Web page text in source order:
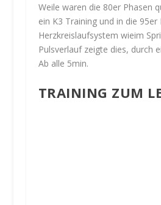
Weile waren die 80er Phasen
ein K3 Training und in die 95er
Herzkreislaufsystem wieim
Pulsverlauf zeigte dies, durch
Ab alle 5min.
TRAINING ZUM